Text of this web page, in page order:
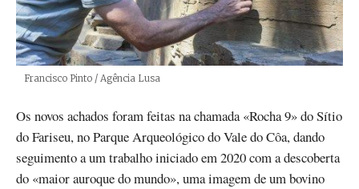
Créditos
Francisco Pinto / Agência Lusa
Os novos achados foram feitas na chamada «Rocha 9» do Sítio
do Fariseu, no Parque Arqueológico do Vale do Côa, dando
seguimento a um trabalho iniciado em 2020 com a descoberta
do «maior auroque do mundo», uma imagem de um bovino